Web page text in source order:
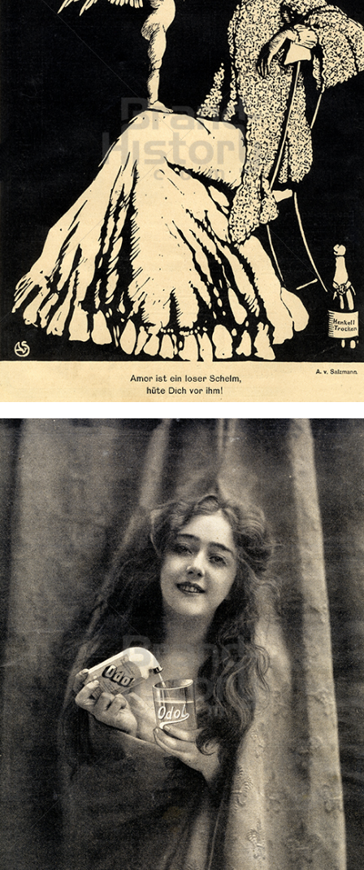
HENKELL Sekt Henkell & Co. Sektkellerei KG 1908
Bild-ID: 73495
Odol GlaxoSmithKline Markenartikel GmbH 1908